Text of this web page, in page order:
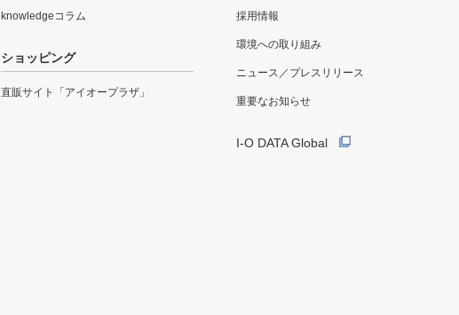
knowledgeコラム
ショッピング
直販サイト「アイオープラザ」
採用情報
環境への取り組み
ニュース／プレスリリース
重要なお知らせ
I-O DATA Global